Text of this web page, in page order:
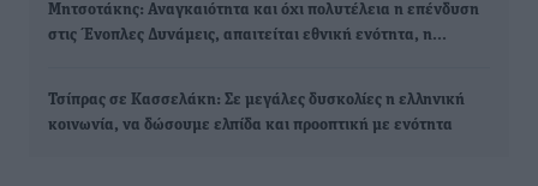
Μητσοτάκης: Αναγκαιότητα και όχι πολυτέλεια η επένδυση
στις Ένοπλες Δυνάμεις, απαιτείται εθνική ενότητα, η…
Τσίπρας σε Κασσελάκη: Σε μεγάλες δυσκολίες η ελληνική
κοινωνία, να δώσουμε ελπίδα και προοπτική με ενότητα